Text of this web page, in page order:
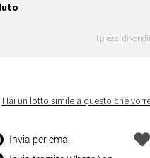
I prezzi di
Hai un lotto simile a questo che
Invia per email